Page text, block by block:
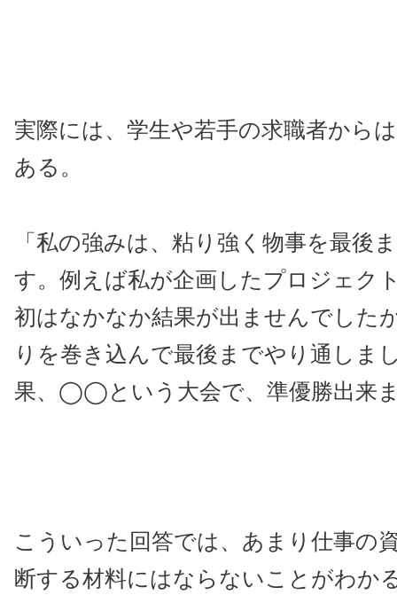
実際には、学生や若手の求職者から
ある。
「私の強みは、粘り強く物事を最後
す。例えば私が企画したプロジェク
初はなかなか結果が出ませんでした
りを巻き込んで最後までやり通しま
果、◯◯という大会で、準優勝出来
こういった回答では、あまり仕事の
断する材料にはならないことがわか